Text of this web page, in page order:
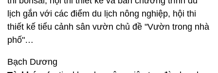
lịch gắn với các điểm du lịch nông nghiệp, hội thi
thiết kế tiểu cảnh sân vườn chủ đề "Vườn trong nhà
phố"…
Bạch Dương